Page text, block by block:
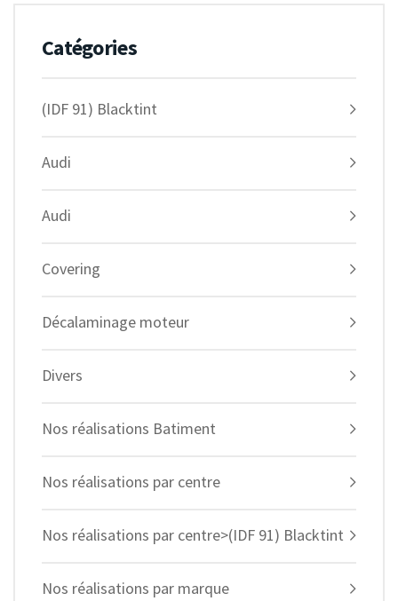
Catégories
(IDF 91) Blacktint
Audi
Audi
Covering
Décalaminage moteur
Divers
Nos réalisations Batiment
Nos réalisations par centre
Nos réalisations par centre>(IDF 91) Blacktint
Nos réalisations par marque